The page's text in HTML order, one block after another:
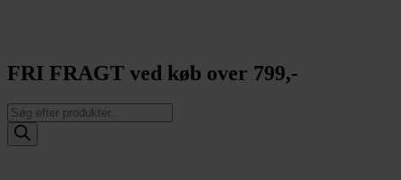
FRI FRAGT ved køb over 799,-
Products
search